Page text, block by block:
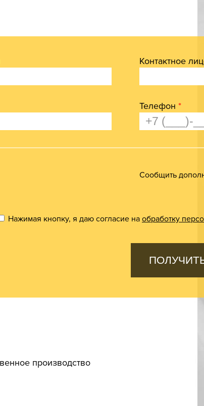
производство
Контактное
Телефон *
Сообщить
Нажимая кнопку, я даю согласие на обработку